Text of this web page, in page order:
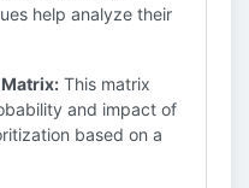
help analyze their
This matrix
and impact of
based on a